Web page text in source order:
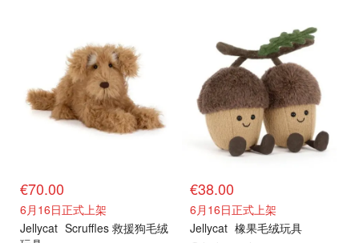
€70.00
6月16日正式上架
Jellycat Scruffles 救援狗毛绒
€38.00
6月16日正式上架
Jellycat 橡果毛绒玩具